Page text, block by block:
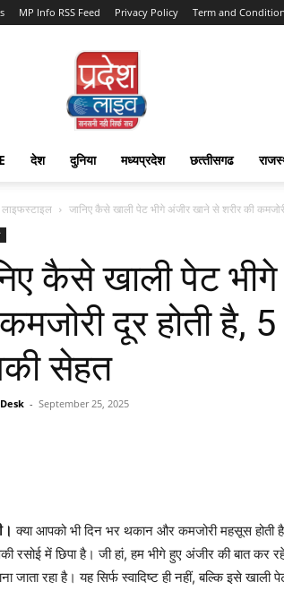
MP Info RSS Feed Privacy Policy Term and
Pradesh
Live
देश दुनिया मध्यप्रदेश छत्‍तीसगढ
लाइफस्टाइल जानिए कैसे खाली पेट भीगे अंजीर खाने से शरीर की
कैसे खाली पेट
दूर होती है,
सेहत
- September 25, 2025
क्या आपको भी दिन भर थकान और कमजोरी महसूस होती
रसोई में छिपा है। जी हां, हम भीगे हुए अंजीर की बात
जाता रहा है। यह सिर्फ स्वादिष्ट ही नहीं, बल्कि इसे